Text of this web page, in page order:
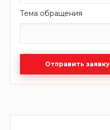
Тема обращения
Отправить заявку